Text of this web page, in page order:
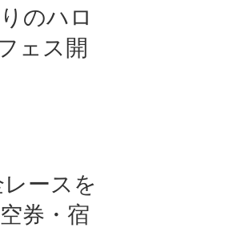
のハロ
ェス開
ースを
券・宿